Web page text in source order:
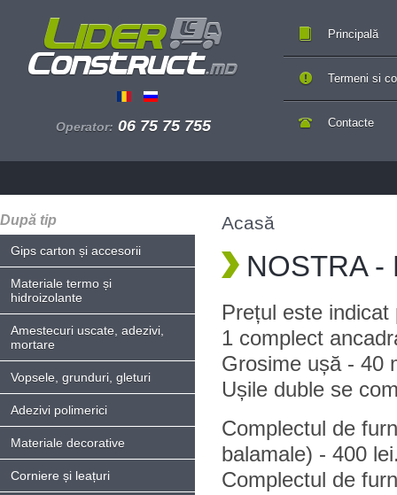
Operator: 06 75 75 755
Principală
Contacte
Termeni si
După tip
Gips carton și accesorii
Materiale termo și
hidroizolante
Amestecuri uscate, adezivi,
mortare
Vopsele, grunduri, gleturi
Adezivi polimerici
Materiale decorative
Corniere și leațuri
Acasă
NOSTRA -
Prețul este
1 complect
Grosime ușă - 40
Ușile duble se
Complectul de
balamale) - 400
Complectul de